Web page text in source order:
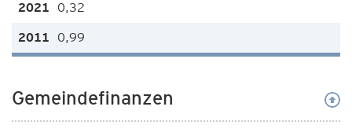
0,32
0,99
Gemeindefinanzen